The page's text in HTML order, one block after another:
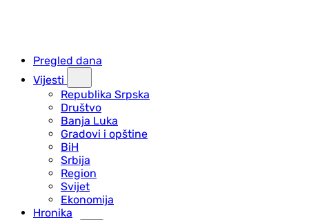
Pregled dana
Vijesti
Republika Srpska
Društvo
Banja Luka
Gradovi i opštine
BiH
Srbija
Region
Svijet
Ekonomija
Hronika